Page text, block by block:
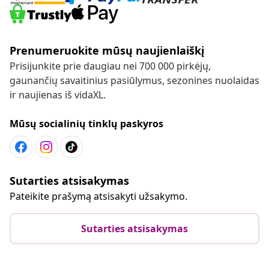
Prenumeruokite mūsų naujienlaiškį
Prisijunkite prie daugiau nei 700 000 pirkėjų,
gaunančių savaitinius pasiūlymus, sezonines nuolaidas
ir naujienas iš vidaXL.
Mūsų socialinių tinklų paskyros
Sutarties atsisakymas
Pateikite prašymą atsisakyti užsakymo.
Sutarties atsisakymas